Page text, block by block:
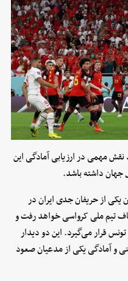
مهمی در ارزیابی آمادگی این
جهان داشته باشد.
یکی از حریفان جدی ایران در
۱۲ خرداد به مصاف تیم ملی کرواسی خواهد رفت و
تیم ملی تونس قرار می‌گیرد. این دو دیدار
و آمادگی یکی از مدعیان صعود